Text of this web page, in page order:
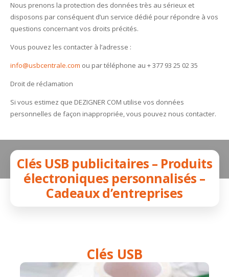
Nous prenons la protection des données très au sérieux et
disposons par conséquent d’un service dédié pour répondre à vos
questions concernant vos droits précités.
Vous pouvez les contacter à l’adresse :
info@usbcentrale.com ou par téléphone au + 377 93 25 02 35
Droit de réclamation
Si vous estimez que DEZIGNER COM utilise vos données
personnelles de façon inappropriée, vous pouvez nous contacter.
Clés USB publicitaires – Produits
électroniques personnalisés –
Cadeaux d’entreprises
Clés USB